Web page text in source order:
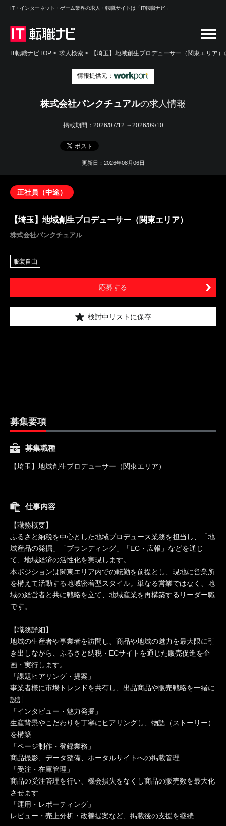
IT・インターネット・ゲーム業界の求人・転職サイトは「IT転職ナビ」
IT転職ナビTOP > 求人検索 > 【埼玉】地域創生プロデューサー（関東エリア
情報提供元：
株式会社パンクチュアルの求人情報
掲載期間： 2026/07/12 ～2026/09/10
更新日：2026年08月06日
正社員（中途）
【埼玉】地域創生プロデューサー（関東エリア）
株式会社パンクチュアル
服装自由
応募する
検討中リストに保存
募集要項
募集職種
【埼玉】地域創生プロデューサー（関東エリア）
仕事内容
【職務概要】
ふるさと納税を中心とした地域プロデュース業務を担当し、「地
域産品の発掘」「ブランディング」「EC・広報」などを通じ
て、地域経済の活性化を実現します。
本ポジションは関東エリア内での転勤を前提とし、現地に営業所
を構えて活動する地域密着型スタイル。単なる営業ではなく、地
域の経営者と共に戦略を立て、地域産業を再構築するリーダー職
です。
【職務詳細】
地域の生産者や事業者を訪問し、商品や地域の魅力を最大限に引
き出しながら、ふるさと納税・ECサイトを通じた販売促進を企
画・実行します。
「課題ヒアリング・提案」
事業者様に市場トレンドを共有し、出品商品や販売戦略を一緒に
設計
「インタビュー・魅力発掘」
生産背景やこだわりを丁寧にヒアリングし、物語（ストーリー）
を構築
「ページ制作・登録業務」
商品撮影、データ整備、ポータルサイトへの掲載管理
「受注・在庫管理」
商品の受注管理を行い、機会損失をなくし商品の販売数を最大化
させます
「運用・レポーティング」
レビュー・売上分析・改善提案など、掲載後の支援を継続